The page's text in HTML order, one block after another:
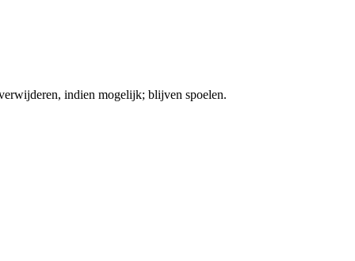
indien mogelijk; blijven spoelen.